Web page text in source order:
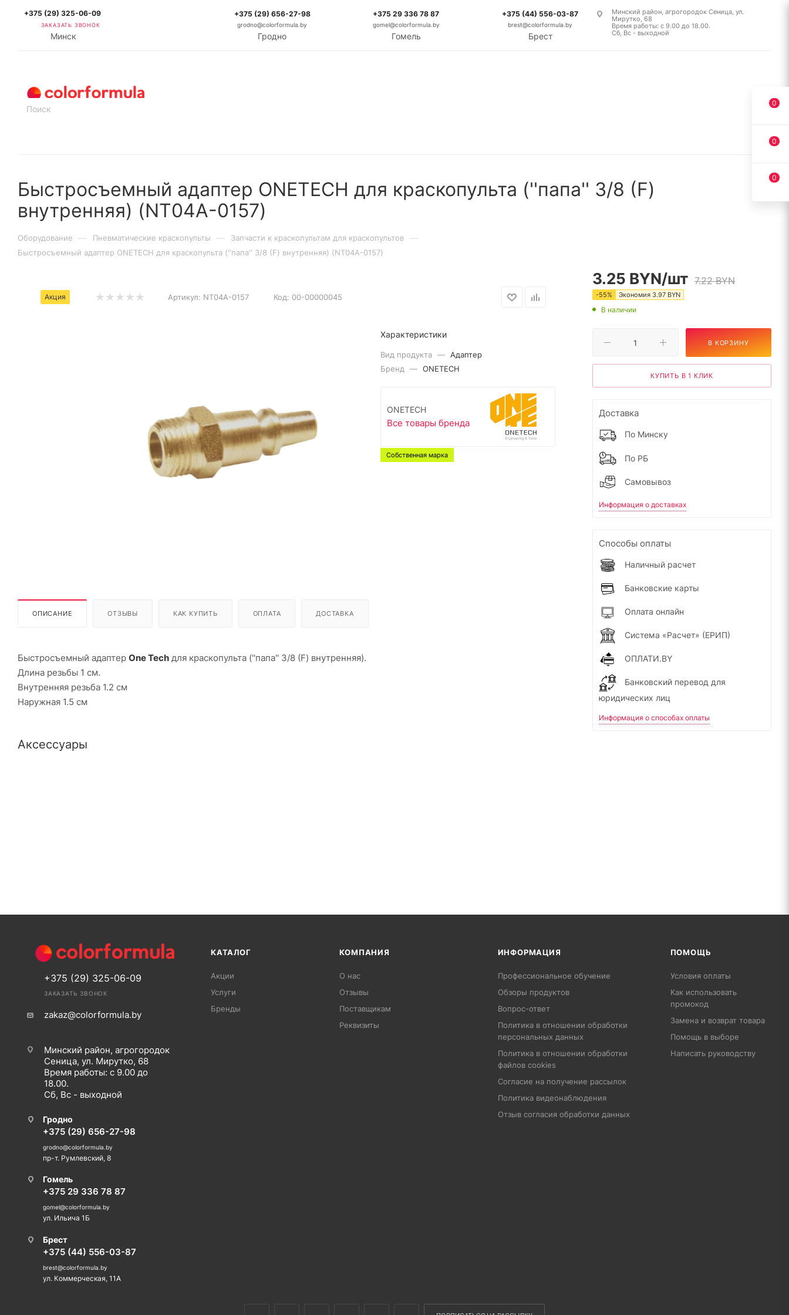
+375 (29) 325-06-09
ЗАКАЗАТЬ ЗВОНОК
Минск
+375 (29) 656-27-98
grodno@colorformula.by
Гродно
+375 29 336 78 87
gomel@colorformula.by
Гомель
+375 (44) 556-03-87
brest@colorformula.by
Брест
Минский район, агрогородок Сеница, ул.
Мирутко, 68
Время работы: с 9.00 до 18.00.
Сб, Вс - выходной
Быстросъемный адаптер ONETECH для краскопульта (''папа'' 3/8 (F)
внутренняя) (NT04A-0157)
Оборудование — Пневматические краскопульты — Запчасти к краскопультам для краскопультов —
Быстросъемный адаптер ONETECH для краскопульта (''папа'' 3/8 (F) внутренняя) (NT04A-0157)
Акция Артикул: NT04A-0157 Код: 00-00000045
Характеристики
Вид продукта — Адаптер
Бренд
— ONETECH
ONETECH
Все товары бренда
Собственная марка
ОПИСАНИЕ ОТЗЫВЫ КАК КУПИТЬ ОПЛАТА ДОСТАВКА
Быстросъемный адаптер One Tech для краскопульта (''папа'' 3/8 (F) внутренняя).
Длина резьбы 1 см.
Внутренняя резьба 1.2 см
Наружная 1.5 см
Аксессуары
3.25 BYN/шт 7.22BYN
-55% Экономия 3.97 BYN
В наличии
В КОРЗИНУ
КУПИТЬ В 1 КЛИК
Доставка
По Минску
По РБ
Самовывоз
Информация о доставках
Способы оплаты
Наличный расчет
Банковские карты
Оплата онлайн
Система «Расчет» (ЕРИП)
ОПЛАТИ.BY
Банковский перевод для
юридических лиц
Информация о способах оплаты
+375 (29) 325-06-09
ЗАКАЗАТЬ ЗВОНОК
zakaz@colorformula.by
Минский район, агрогородок
Сеница, ул. Мирутко, 68
Время работы: с 9.00 до
18.00.
Сб, Вс - выходной
Гродно
+375 (29) 656-27-98
grodno@colorformula.by
пр-т. Румлевский, 8
Гомель
+375 29 336 78 87
gomel@colorformula.by
ул. Ильича 1Б
Брест
+375 (44) 556-03-87
brest@colorformula.by
ул. Коммерческая, 11А
КАТАЛОГ
Акции
Услуги
Бренды
КОМПАНИЯ
О нас
Отзывы
Поставщикам
Реквизиты
ИНФОРМАЦИЯ
Профессиональное обучение
Обзоры продуктов
Вопрос-ответ
Политика в отношении обработки
персональных данных
Политика в отношении обработки
файлов cookies
Согласие на получение рассылок
Политика видеонаблюдения
Отзыв согласия обработки данных
ПОМОЩЬ
Условия оплаты
Как использовать
промокод
Замена и возврат товара
Помощь в выборе
Написать руководству
0
0
0